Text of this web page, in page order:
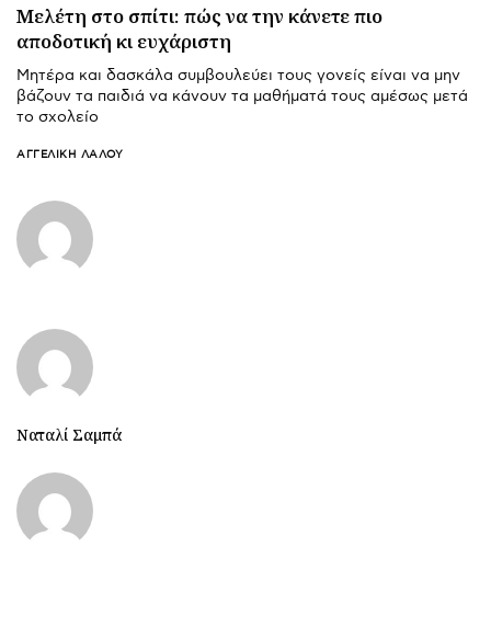
Μελέτη στο σπίτι: πώς να την κάνετε πιο
αποδοτική κι ευχάριστη
Μητέρα και δασκάλα συμβουλεύει τους γονείς είναι να μην
βάζουν τα παιδιά να κάνουν τα μαθήματά τους αμέσως μετά
το σχολείο
ΑΓΓΕΛΙΚΉ ΛΆΛΟΥ
Ναταλί Σαμπά